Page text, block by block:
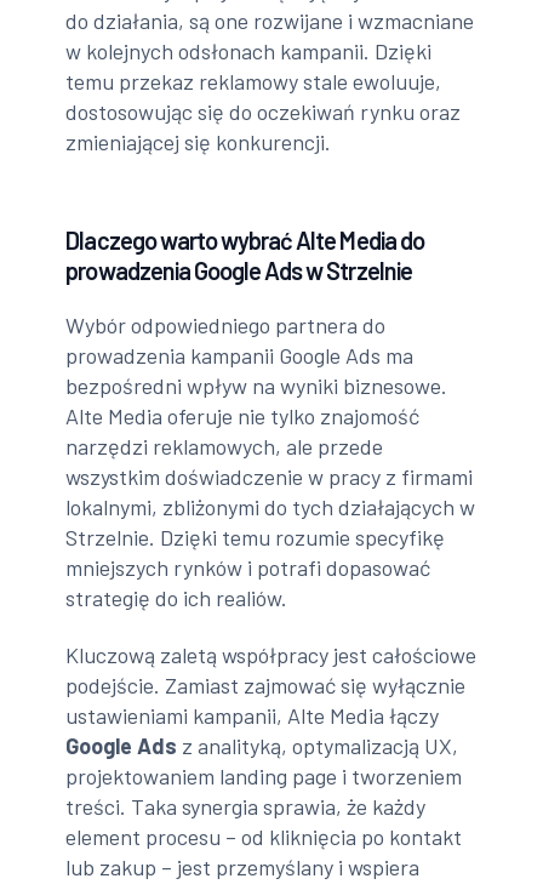
do działania, są one rozwijane i wzmacniane
w kolejnych odsłonach kampanii. Dzięki
temu przekaz reklamowy stale ewoluuje,
dostosowując się do oczekiwań rynku oraz
zmieniającej się konkurencji.
Dlaczego warto wybrać Alte Media do
prowadzenia Google Ads w Strzelnie
Wybór odpowiedniego partnera do
prowadzenia kampanii Google Ads ma
bezpośredni wpływ na wyniki biznesowe.
Alte Media oferuje nie tylko znajomość
narzędzi reklamowych, ale przede
wszystkim doświadczenie w pracy z firmami
lokalnymi, zbliżonymi do tych działających w
Strzelnie. Dzięki temu rozumie specyfikę
mniejszych rynków i potrafi dopasować
strategię do ich realiów.
Kluczową zaletą współpracy jest całościowe
podejście. Zamiast zajmować się wyłącznie
ustawieniami kampanii, Alte Media łączy
Google Ads z analityką, optymalizacją UX,
projektowaniem landing page i tworzeniem
treści. Taka synergia sprawia, że każdy
element procesu – od kliknięcia po kontakt
lub zakup – jest przemyślany i wspiera